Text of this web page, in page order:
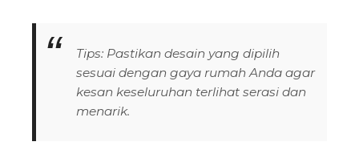
Tips: Pastikan desain yang dipilih
sesuai dengan gaya rumah Anda agar
kesan keseluruhan terlihat serasi dan
menarik.